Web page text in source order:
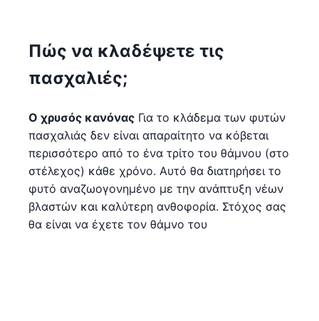
Πώς να κλαδέψετε τις
πασχαλιές;
Ο χρυσός κανόνας Για το κλάδεμα των φυτών
πασχαλιάς δεν είναι απαραίτητο να κόβεται
περισσότερο από το ένα τρίτο του θάμνου (στο
στέλεχος) κάθε χρόνο. Αυτό θα διατηρήσει το
φυτό αναζωογονημένο με την ανάπτυξη νέων
βλαστών και καλύτερη ανθοφορία. Στόχος σας
θα είναι να έχετε τον θάμνο του